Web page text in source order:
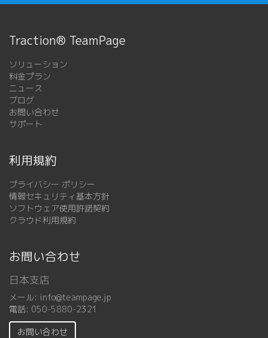
Traction® TeamPage
ソリューション
料金プラン
ニュース
ブログ
お問い合わせ
サポート
利用規約
プライバシー ポリシー
情報セキュリティ基本方針
ソフトウェア使用許諾契約
クラウド利用規約
お問い合わせ
日本支店
メール: info@teampage.jp
電話: 050-5880-2321
お問い合わせ